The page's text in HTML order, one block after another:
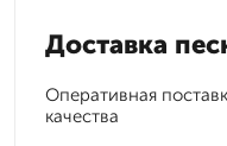
Доставка
Оперативная
качества